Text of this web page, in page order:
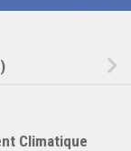
Climatique